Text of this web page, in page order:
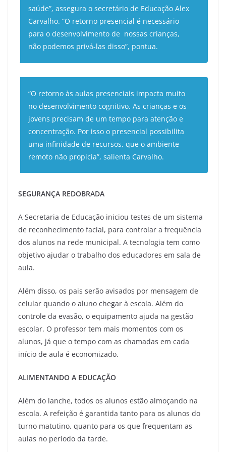
saúde”, assegura o secretário de Educação Alex
Carvalho. “O retorno presencial é necessário
para o desenvolvimento de nossas crianças,
não podemos privá-las disso”, pontua.
“O retorno às aulas presenciais impacta muito
no desenvolvimento cognitivo. As crianças e os
jovens precisam de um tempo para atenção e
concentração. Por isso o presencial possibilita
uma infinidade de recursos, que o ambiente
remoto não propicia”, salienta Carvalho.
SEGURANÇA REDOBRADA
A Secretaria de Educação iniciou testes de um sistema
de reconhecimento facial, para controlar a frequência
dos alunos na rede municipal. A tecnologia tem como
objetivo ajudar o trabalho dos educadores em sala de
aula.
Além disso, os pais serão avisados por mensagem de
celular quando o aluno chegar à escola. Além do
controle da evasão, o equipamento ajuda na gestão
escolar. O professor tem mais momentos com os
alunos, já que o tempo com as chamadas em cada
início de aula é economizado.
ALIMENTANDO A EDUCAÇÃO
Além do lanche, todos os alunos estão almoçando na
escola. A refeição é garantida tanto para os alunos do
turno matutino, quanto para os que frequentam as
aulas no período da tarde.